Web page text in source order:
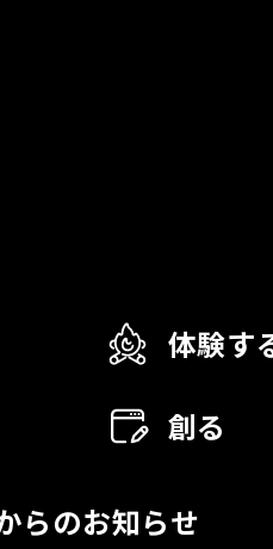
体験す
創る
らのお知らせ